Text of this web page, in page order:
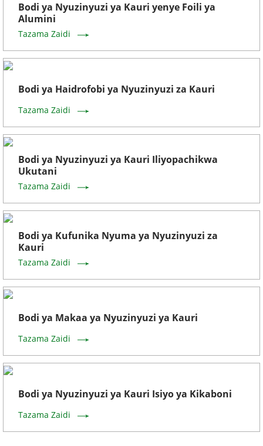
Bodi ya Nyuzinyuzi ya Kauri yenye Foili ya
Alumini
Tazama Zaidi
Bodi ya Haidrofobi ya Nyuzinyuzi za Kauri
Tazama Zaidi
Bodi ya Nyuzinyuzi ya Kauri Iliyopachikwa
Ukutani
Tazama Zaidi
Bodi ya Kufunika Nyuma ya Nyuzinyuzi za
Kauri
Tazama Zaidi
Bodi ya Makaa ya Nyuzinyuzi ya Kauri
Tazama Zaidi
Bodi ya Nyuzinyuzi ya Kauri Isiyo ya Kikaboni
Tazama Zaidi